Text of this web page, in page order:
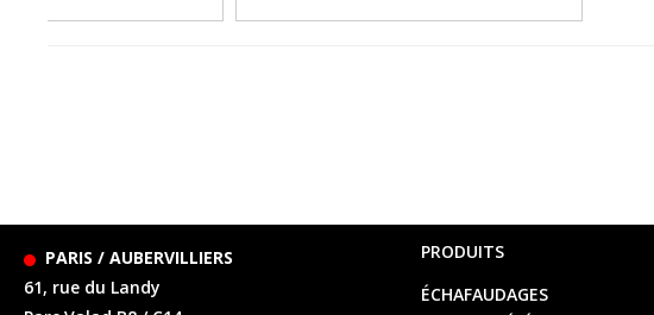
PARIS / AUBERVILLIERS
61, rue du Landy
PRODUITS
ÉCHAFAUDAGES